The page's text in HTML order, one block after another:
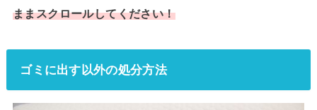
ままスクロールしてください！
ゴミに出す以外の処分方法